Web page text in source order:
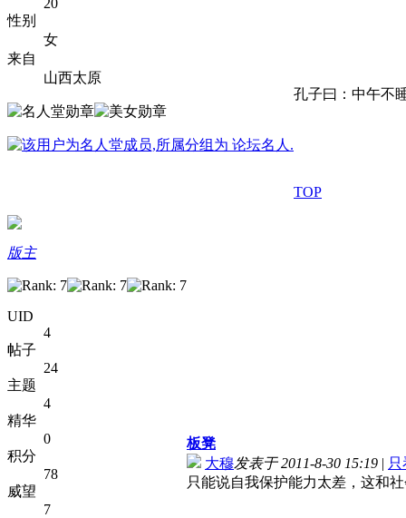
20
性别
女
来自
山西太原
孔子曰：中午不
TOP
版主
UID
4
帖子
24
主题
4
精华
0
积分
78
威望
7
板凳
大穆发表于 2011-8-30 15:19 |
只能说自我保护能力太差，这和